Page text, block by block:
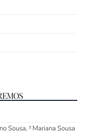
Sousa, † Mariana Sousa